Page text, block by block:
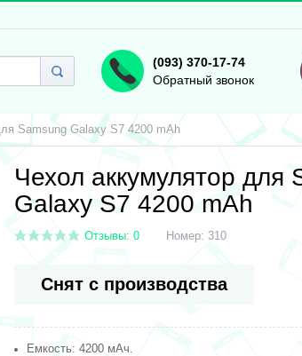
(093) 370-17-74
Обратный звонок
Samsung Galaxy S7 4200 mAh
Чехол аккумулятор для
Galaxy S7 4200 mAh
Отзывы: 0 Номер: 310
Снят с производства
Емкость: 4200 мАч.